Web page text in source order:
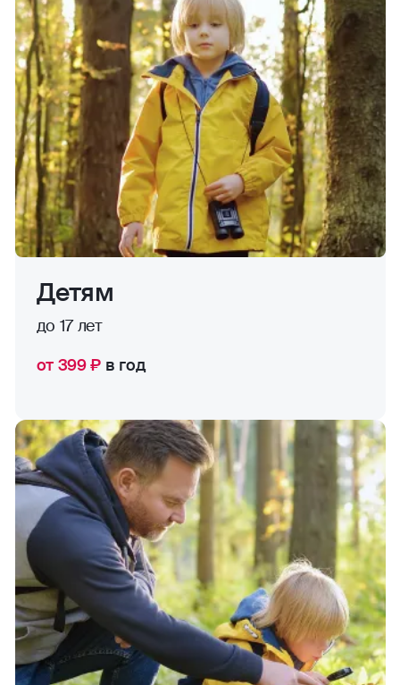
Детям
до 17 лет
от 399 ₽ в год